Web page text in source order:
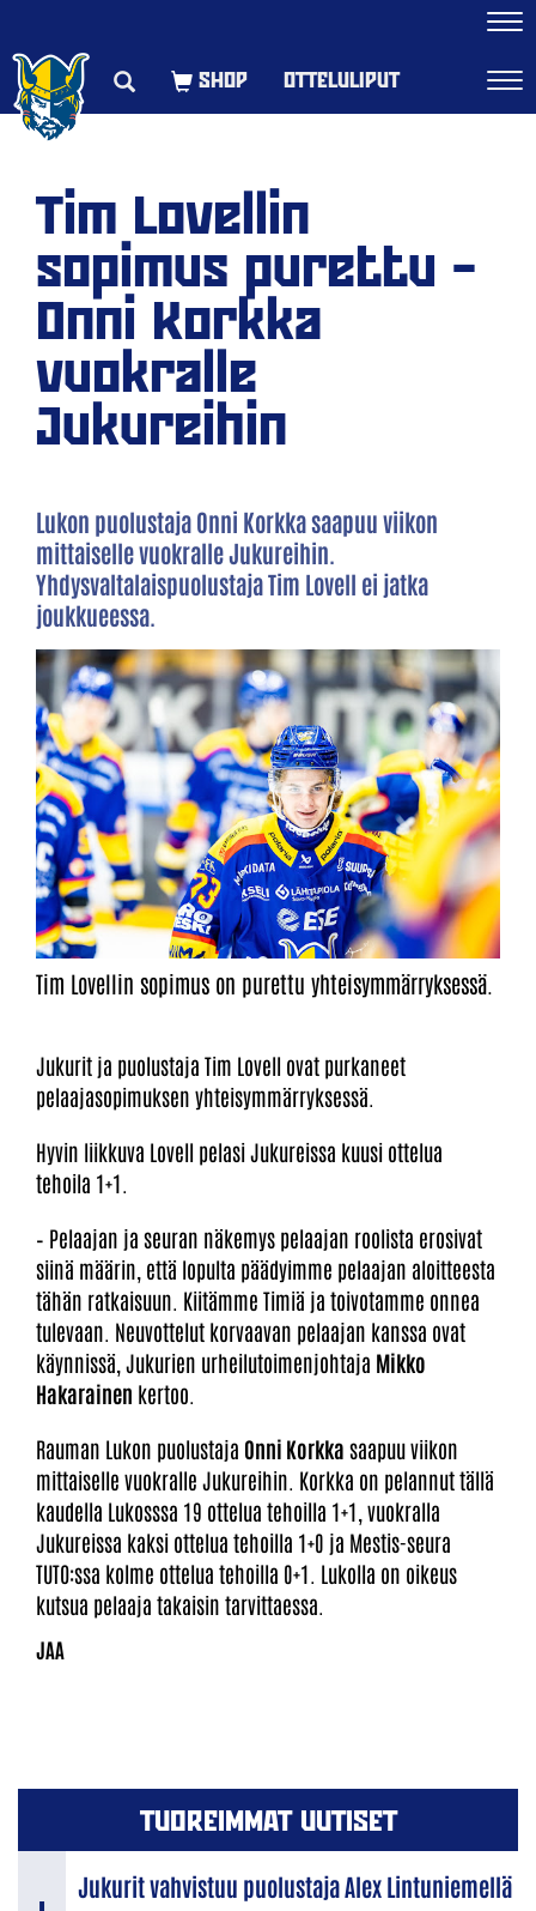
OTTELULIPUT
Tim Lovellin
sopimus purettu –
Onni Korkka
vuokralle
Jukureihin
Lukon puolustaja Onni Korkka saapuu viikon
mittaiselle vuokralle Jukureihin.
Yhdysvaltalaispuolustaja Tim Lovell ei jatka
joukkueessa.
Tim Lovellin sopimus on purettu yhteisymmärryksessä.
Jukurit ja puolustaja Tim Lovell ovat purkaneet
pelaajasopimuksen yhteisymmärryksessä.
Hyvin liikkuva Lovell pelasi Jukureissa kuusi ottelua
tehoila 1+1.
– Pelaajan ja seuran näkemys pelaajan roolista erosivat
siinä määrin, että lopulta päädyimme pelaajan aloitteesta
tähän ratkaisuun. Kiitämme Timiä ja toivotamme onnea
tulevaan. Neuvottelut korvaavan pelaajan kanssa ovat
käynnissä, Jukurien urheilutoimenjohtaja Mikko
Hakarainen kertoo.
Rauman Lukon puolustaja Onni Korkka saapuu viikon
mittaiselle vuokralle Jukureihin. Korkka on pelannut tällä
kaudella Lukosssa 19 ottelua tehoilla 1+1, vuokralla
Jukureissa kaksi ottelua tehoilla 1+0 ja Mestis-seura
TUTO:ssa kolme ottelua tehoilla 0+1. Lukolla on oikeus
kutsua pelaaja takaisin tarvittaessa.
TUOREIMMAT UUTISET
Jukurit vahvistuu puolustaja Alex Lintuniemellä